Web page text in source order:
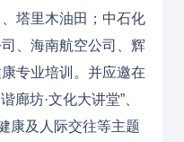
塔里木油田；中石化
、海南航空公司、辉
专业培训。并应邀在
廊坊·文化大讲堂”、
康及人际交往等主题